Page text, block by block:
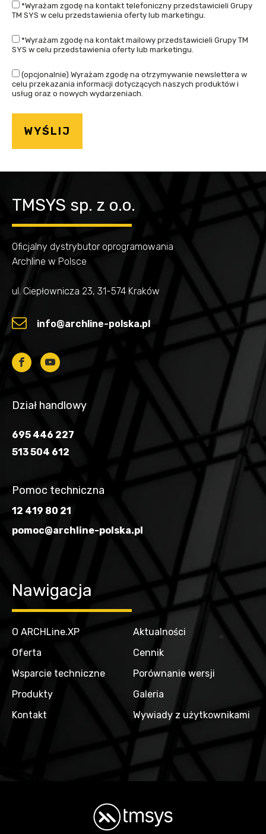
*Wyrażam zgodę na kontakt telefoniczny przedstawicieli Grupy
TM SYS w celu przedstawienia oferty lub marketingu.
*Wyrażam zgodę na kontakt mailowy przedstawicieli Grupy TM
SYS w celu przedstawienia oferty lub marketingu.
(opcjonalnie) Wyrażam zgodę na otrzymywanie newslettera w
celu przekazania informacji dotyczących naszych produktów i
usług oraz o nowych wydarzeniach.
TMSYS sp. z o.o.
Oficjalny dystrybutor oprogramowania
Archline w Polsce
ul. Ciepłownicza 23, 31-574 Kraków
info@archline-polska.pl
Dział handlowy
695 446 227
513 504 612
Pomoc techniczna
12 419 80 21
pomoc@archline-polska.pl
Nawigacja
O ARCHLine.XP
Oferta
Wsparcie techniczne
Produkty
Kontakt
Aktualności
Cennik
Porównanie wersji
Galeria
Wywiady z użytkownikami